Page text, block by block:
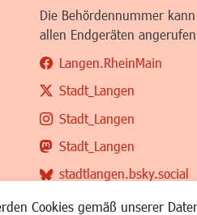
Cookies gemäß unserer
Die Behördennummer
allen Endgeräten
Langen.RheinMain
Stadt_Langen
Stadt_Langen
Stadt_Langen
stadtlangen.bsky.social
RSS-Feed